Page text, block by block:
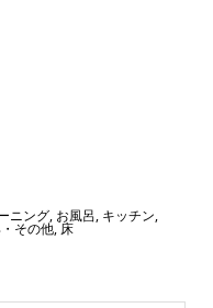
ニング, お風呂, キッチン,
その他,床